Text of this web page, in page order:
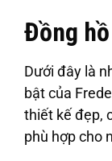
Đồng
Dưới đây là
bật của
thiết kế đẹp,
phù hợp cho